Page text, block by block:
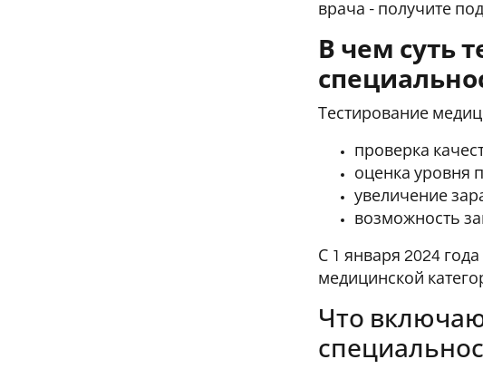
врача - получите
В чем суть
Тестирование
проверка
оценка уровня
увеличение
возможность
С 1 января 2024
медицинской
Что